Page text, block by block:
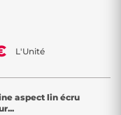
L'Unité
aspect lin écru